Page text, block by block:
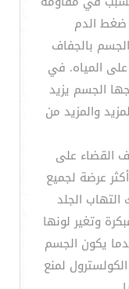
ضغط الدم
بالجفاف
المياه. في
الجسم يزيد
والمزيد من
القضاء على
عرضة لجميع
التهاب الجلد
وتغير لونها
يكون الجسم
لمنع